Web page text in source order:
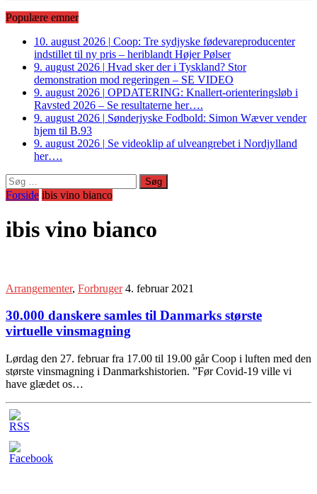
Populære emner
10. august 2026 | Coop: Tre sydjyske fødevareproducenter
indstillet til ny pris – heriblandt Højer Pølser
9. august 2026 | Hvad sker der i Tyskland? Stor
demonstration mod regeringen – SE VIDEO
9. august 2026 | OPDATERING: Knallert-orienteringsløb i
Ravsted 2026 – Se resultaterne her….
9. august 2026 | Sønderjyske Fodbold: Simon Wæver vender
hjem til B.93
9. august 2026 | Se videoklip af ulveangrebet i Nordjylland
her….
Søg
efter:
Forside ibis vino bianco
ibis vino bianco
Arrangementer, Forbruger 4. februar 2021
30.000 danskere samles til Danmarks største
virtuelle vinsmagning
Lørdag den 27. februar fra 17.00 til 19.00 går Coop i luften med den
største vinsmagning i Danmarkshistorien. ”Før Covid-19 ville vi
have glædet os…